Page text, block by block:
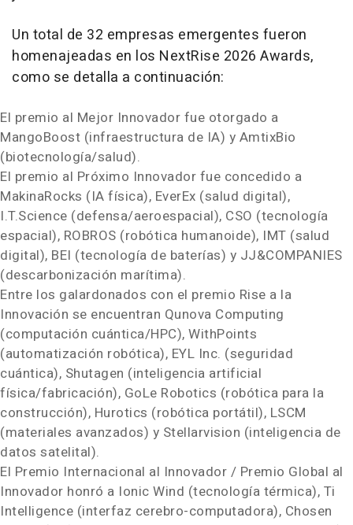
Un total de 32 empresas emergentes fueron
homenajeadas en los NextRise 2026 Awards,
como se detalla a continuación:
El premio al Mejor Innovador fue otorgado a
MangoBoost (infraestructura de IA) y AmtixBio
(biotecnología/salud).
El premio al Próximo Innovador fue concedido a
MakinaRocks (IA física), EverEx (salud digital),
I.T.Science (defensa/aeroespacial), CSO (tecnología
espacial), ROBROS (robótica humanoide), IMT (salud
digital), BEI (tecnología de baterías) y JJ&COMPANIES
(descarbonización marítima).
Entre los galardonados con el premio Rise a la
Innovación se encuentran Qunova Computing
(computación cuántica/HPC), WithPoints
(automatización robótica), EYL Inc. (seguridad
cuántica), Shutagen (inteligencia artificial
física/fabricación), GoLe Robotics (robótica para la
construcción), Hurotics (robótica portátil), LSCM
(materiales avanzados) y Stellarvision (inteligencia de
datos satelital).
El Premio Internacional al Innovador / Premio Global al
Innovador honró a Ionic Wind (tecnología térmica), Ti
Intelligence (interfaz cerebro-computadora), Chosen